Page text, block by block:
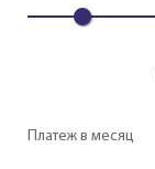
Платеж в месяц